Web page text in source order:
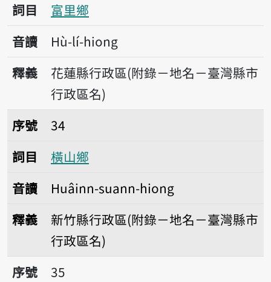
詞目
富里鄉
音讀
Hù-lí-hiong
釋義
花蓮縣行政區(附錄－地名－臺灣縣市
行政區名)
序號34橫山鄉
序號
34
詞目
橫山鄉
音讀
Huâinn-suann-hiong
釋義
新竹縣行政區(附錄－地名－臺灣縣市
行政區名)
序號35番路鄉
序號
35